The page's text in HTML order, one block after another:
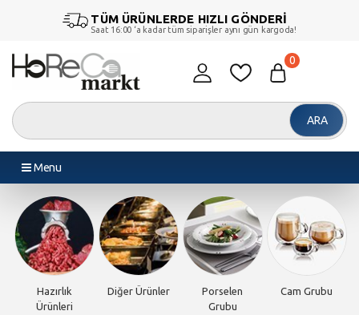
TÜM ÜRÜNLERDE HIZLI GÖNDERİ
Saat 16:00 ‘a kadar tüm siparişler aynı gün kargoda!
ARA
0
Menu
Hazırlık
Ürünleri
Diğer Ürünler
Porselen
Grubu
Cam Grubu